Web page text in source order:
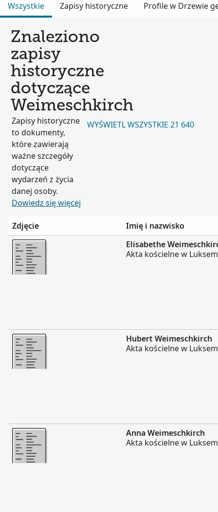
Wszystkie
Zapisy historyczne Profile w Drzewie
Znaleziono
zapisy
historyczne
dotyczące
Weimeschkirch
Zapisy historyczne
to dokumenty,
które zawierają
ważne szczegóły
dotyczące
wydarzeń z życia
danej osoby.
Dowiedz się więcej
WYŚWIETL WSZYSTKIE 21 640
Zdjęcie
Imię i nazwisko
Więcej
Elisabethe
Akta kościelne w
Więcej
Hubert Weimeschkirch
Akta kościelne w
Więcej
Anna Weimeschkirch
Akta kościelne w